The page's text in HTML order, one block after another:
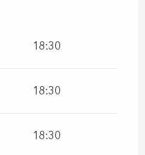
18:30
18:30
18:30